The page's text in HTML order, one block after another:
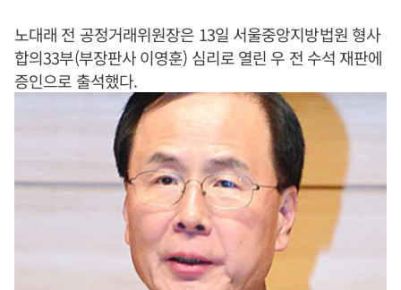
노대래 전 공정거래위원장은 13일 서울중앙지방법원 형사
합의33부(부장판사 이영훈) 심리로 열린 우 전 수석 재판에
증인으로 출석했다.